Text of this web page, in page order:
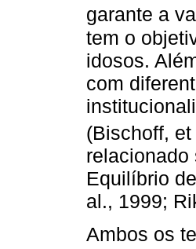
garante a
tem o
idosos.
com
(Bischoff,
Equilíbrio
al., 1999;
Ambos os